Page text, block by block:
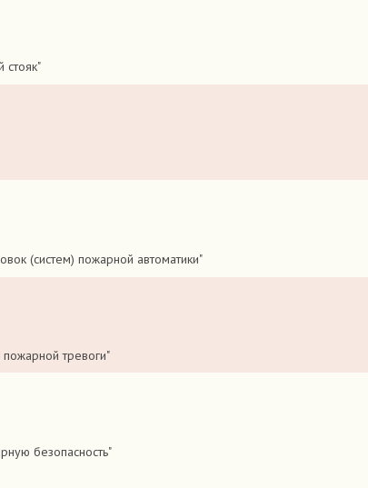
стояк"
(систем) пожарной автоматики"
тревоги"
безопасность"